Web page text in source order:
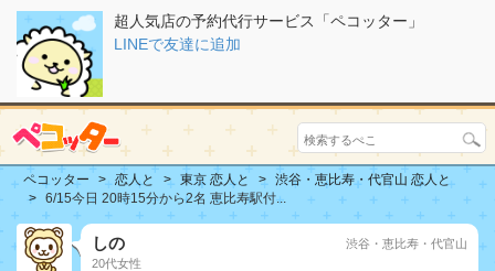
超人気店の予約代行サービス「ペコッター」
LINEで友達に追加
ペコッター 恋人と 東京 恋人と
渋谷・恵比寿・代官山 恋人と
6/15今日 20時15分から2名 恵比寿駅付...
しの
20代女性
渋谷・恵比寿・代官山